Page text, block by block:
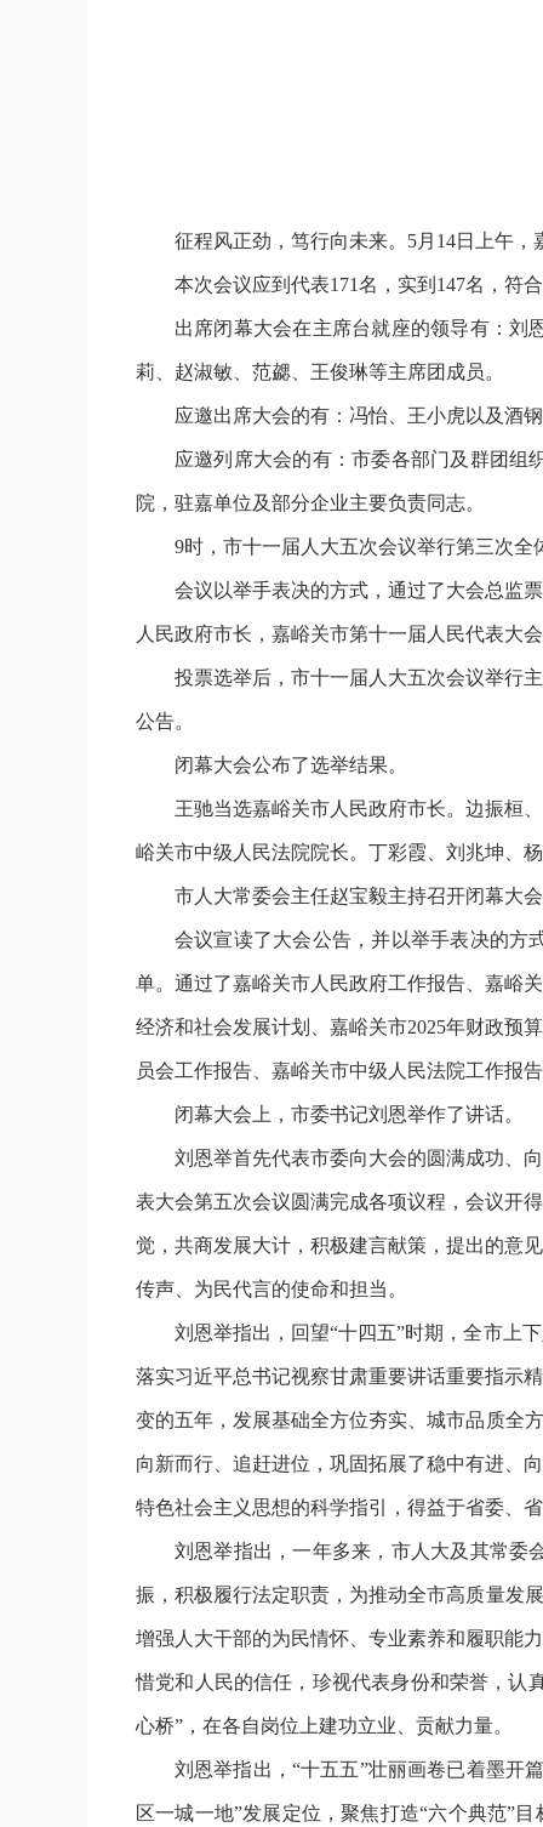
征程风正劲，笃行向未来。5月14日上午
本次会议应到代表171名，实到147名，符
出席闭幕大会在主席台就座的领导有：刘
莉、赵淑敏、范勰、王俊琳等主席团成员。
应邀出席大会的有：冯怡、王小虎以及酒
应邀列席大会的有：市委各部门及群团组
院，驻嘉单位及部分企业主要负责同志。
9时，市十一届人大五次会议举行第三次
会议以举手表决的方式，通过了大会总监
人民政府市长，嘉峪关市第十一届人民代表大
投票选举后，市十一届人大五次会议举行
公告。
闭幕大会公布了选举结果。
王驰当选嘉峪关市人民政府市长。边振桓
峪关市中级人民法院院长。丁彩霞、刘兆坤、
市人大常委会主任赵宝毅主持召开闭幕大
会议宣读了大会公告，并以举手表决的方
单。通过了嘉峪关市人民政府工作报告、嘉峪
经济和社会发展计划、嘉峪关市2025年财政预
员会工作报告、嘉峪关市中级人民法院工作报
闭幕大会上，市委书记刘恩举作了讲话。
刘恩举首先代表市委向大会的圆满成功、
表大会第五次会议圆满完成各项议程，会议开
觉，共商发展大计，积极建言献策，提出的意
传声、为民代言的使命和担当。
刘恩举指出，回望“十四五”时期，全市上
落实习近平总书记视察甘肃重要讲话重要指示
变的五年，发展基础全方位夯实、城市品质全
向新而行、追赶进位，巩固拓展了稳中有进、
特色社会主义思想的科学指引，得益于省委、
刘恩举指出，一年多来，市人大及其常委
振，积极履行法定职责，为推动全市高质量发
增强人大干部的为民情怀、专业素养和履职能
惜党和人民的信任，珍视代表身份和荣誉，认
心桥”，在各自岗位上建功立业、贡献力量。
刘恩举指出，“十五五”壮丽画卷已着墨开
区一城一地”发展定位，聚焦打造“六个典范”